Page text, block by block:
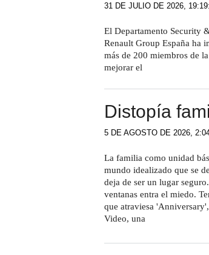
31 DE JULIO DE 2026,
El Departamento Security
Renault Group España ha
más de 200 miembros de
mejorar el
Distopía
5 DE AGOSTO DE 2026,
La familia como unidad
mundo idealizado que se
deja de ser un lugar
ventanas entra el miedo.
que atraviesa
Video, una